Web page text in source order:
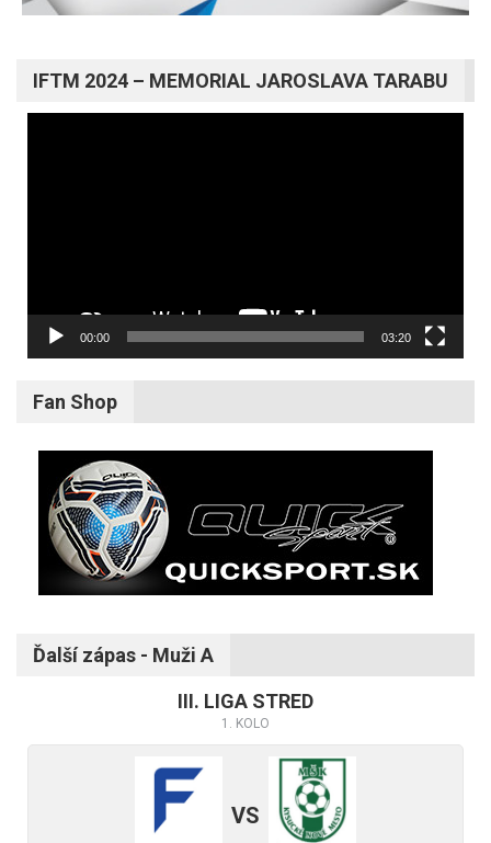
IFTM 2024 – MEMORIAL JAROSLAVA TARABU
00:00 03:20
Fan Shop
Ďalší zápas - Muži A
III. LIGA STRED
1. KOLO
VS